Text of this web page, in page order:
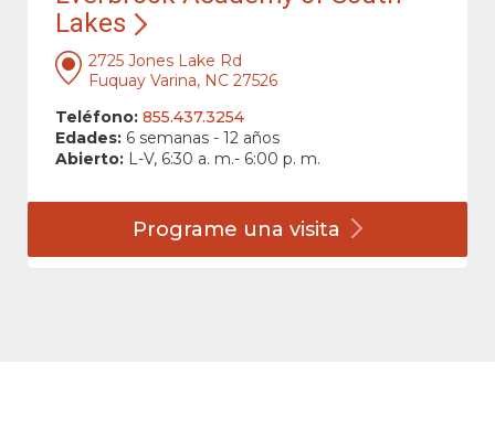
Lakes
2725 Jones Lake Rd
Fuquay Varina, NC 27526
Teléfono: 855.437.3254
Edades: 6 semanas - 12 años
Abierto: L-V, 6:30 a. m.- 6:00 p. m.
Programe una visita